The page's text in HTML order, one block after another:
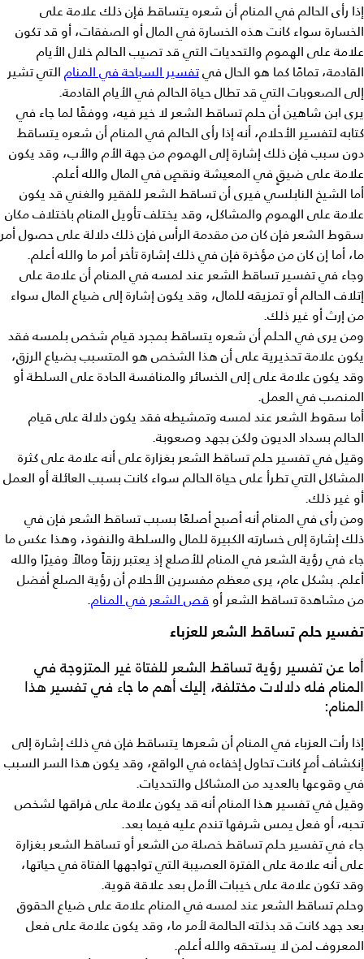
إذا رأى الحالم في المنام أن شعره يتساقط فإن ذلك علامة على
الخسارة سواء كانت هذه الخسارة في المال أو الصفقات، أو قد تكون
علامة على الهموم والتحديات التي قد تصيب الحالم خلال الأيام
القادمة، تمامًا كما هو الحال فيتفسير السباحة في المنام التي تشير
إلى الصعوبات التي قد تطال حياة الحالم في الأيام القادمة.
يرى ابن شاهين أنحلم تساقط الشعر لا خير فيه، ووفقًا لما جاء في
كتابه لتفسير الأحلام، أنه إذا رأى الحالم في المنام أن شعره يتساقط
دون سبب فإن ذلك إشارة إلى الهموم من جهة الأم والأب، وقد يكون
علامة على ضيقٍ في المعيشة ونقصٍ في المال والله أعلم.
أما الشيخ النابلسي فيرى أن تساقط الشعر للفقير والغني قد يكون
علامة على الهموم والمشاكل، وقد يختلف تأويل المنام باختلاف مكان
سقوط الشعر فإن كان من مقدمة الرأس فإن ذلك دلالة على حصول أمر
ما، أما إن كان من مؤخرة فإن في ذلك إشارة تأخر أمر ما والله أعلم.
وجاء فيتفسير تساقط الشعر عند لمسه في المنامأن علامة على
إتلاف الحالم أو تمزيقه للمال، وقد يكون إشارة إلى ضياع المال سواء
من إرث أو غير ذلك.
ومن يرى في الحلم أن شعره يتساقط بمجرد قيام شخص بلمسهفقد
يكون علامة تحذيرية على أن هذا الشخص هو المتسبب بضياع الرزق،
وقد يكون علامة على إلى الخسائر والمنافسة الحادة على السلطة أو
المنصب في العمل.
أما سقوط الشعر عند لمسه وتمشيطه فقد يكون دلالة على قيام
الحالم بسداد الديون ولكن بجهد وصعوبة.
وقيل فيتفسير حلم تساقط الشعر بغزارة على أنه علامة على كثرة
المشاكل التي تطرأ على حياة الحالم سواء كانت بسبب العائلة أو العمل
أو غير ذلك.
ومن رأى في المنام أنه أصبح أصلعًا بسببتساقط الشعرفإن في
ذلك إشارة إلى خسارته الكبيرة للمال والسلطة والنفوذ، وهذا عكس ما
جاء في رؤية الشعر في المنام للأصلع إذ يعتبر رزقاً ومالاً وفيرًا والله
أعلم. بشكل عام، يرى معظم مفسرين الأحلام أن رؤية الصلع أفضل
من مشاهدة تساقط الشعر أو قص الشعر في المنام.
تفسير حلم تساقط الشعر للعزباء
أما عنتفسير رؤية تساقط الشعر للفتاة غير المتزوجة في
المنامفله دلالات مختلفة، إليك أهم ما جاء في تفسير هذا
المنام:
إذا رأت العزباء في المنام أن شعرها يتساقط فإن في ذلك إشارة إلى
إنكشاف أمرٍ كانت تحاول إخفاءه في الواقع، وقد يكون هذا السر السبب
في وقوعها بالعديد من المشاكل والتحديات.
وقيل في تفسير هذا المنام أنه قد يكون علامة على فراقها لشخص
تحبه، أو فعل يمس شرفها تندم عليه فيما بعد.
جاء فيتفسير حلم تساقط خصلة من الشعرأو تساقط الشعر بغزارة
على أنه علامة على الفترة العصيبة التي تواجهها الفتاة في حياتها،
وقد تكون علامة على خيبات الأمل بعد علاقة قوية.
وحلم تساقط الشعر عند لمسه في المنام علامة على ضياع الحقوق
بعد جهد كانت قد بذلته الحالمة لأمر ما، وقد يكون علامة على فعل
المعروف لمن لا يستحقه والله أعلم.